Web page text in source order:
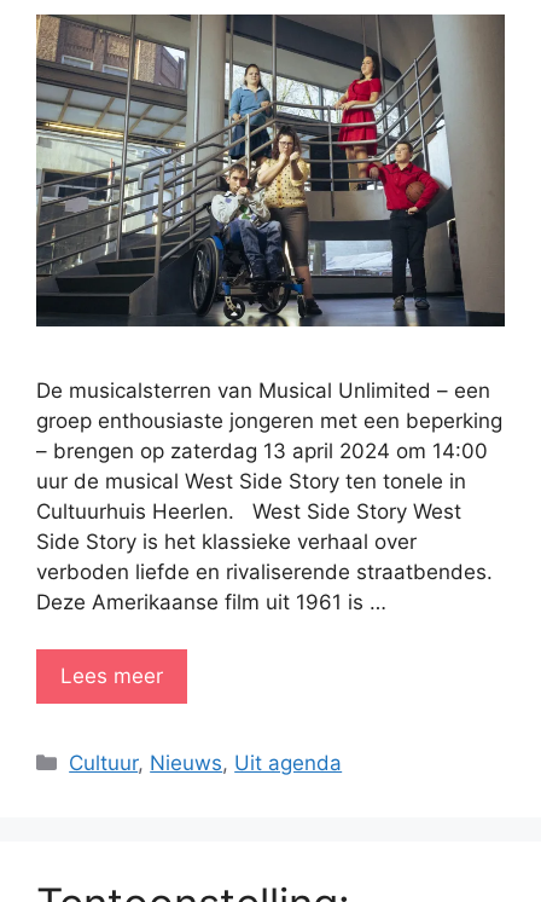
De musicalsterren van Musical Unlimited – een
groep enthousiaste jongeren met een beperking
– brengen op zaterdag 13 april 2024 om 14:00
uur de musical West Side Story ten tonele in
Cultuurhuis Heerlen. West Side Story West
Side Story is het klassieke verhaal over
verboden liefde en rivaliserende straatbendes.
Deze Amerikaanse film uit 1961 is …
Lees meer
Categorieën
Cultuur, Nieuws, Uit agenda